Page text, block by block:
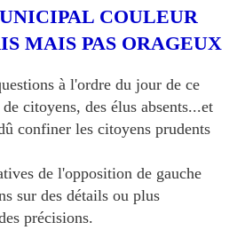
COULEUR
MAIS PAS ORAGEUX
à l'ordre du jour de ce
citoyens, des élus absents...et
confiner les citoyens prudents
de l'opposition de gauche
sur des détails ou plus
précisions.